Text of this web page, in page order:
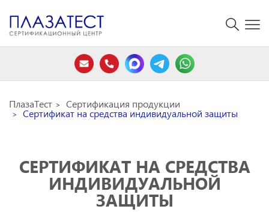
ПлазаТест Сертификация продукции
Сертификат на средства индивидуальной защиты
СЕРТИФИКАТ НА СРЕДСТВА
ИНДИВИДУАЛЬНОЙ
ЗАЩИТЫ